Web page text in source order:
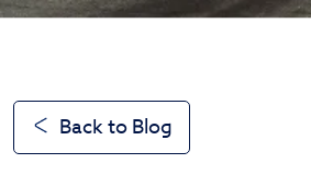
Back to Blog